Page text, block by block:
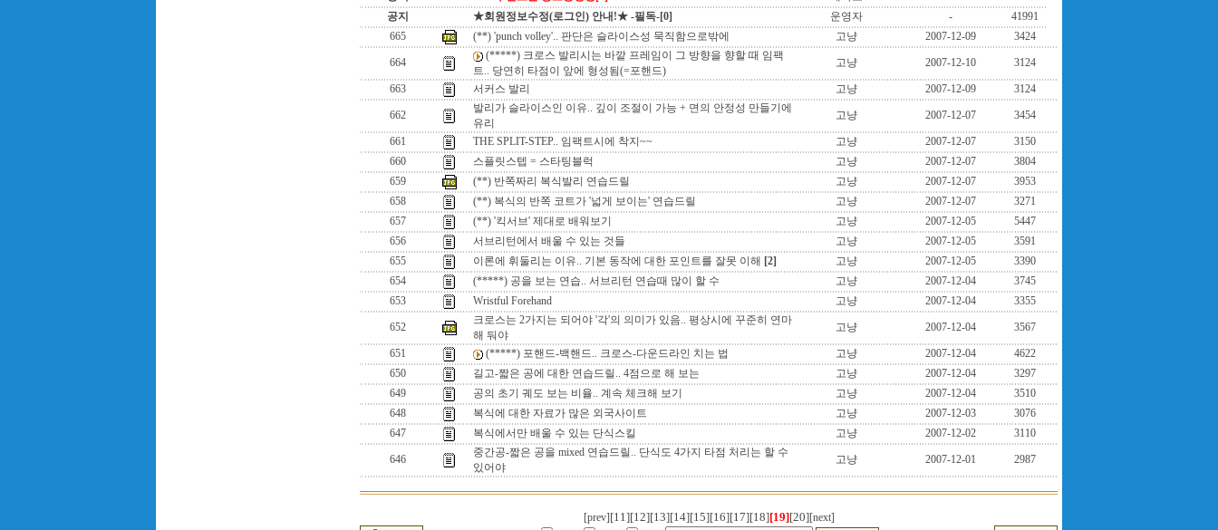
공지
★회원정보수정(로그인) 안내!★ -필독-[0] 운영자 -
41991
665
(**) 'punch volley'.. 판단은 슬라이스성 묵직함으로밖에 고냥 2007-12-09 3424
664
(*****) 크로스 발리시는 바깥 프레임이 그 방향을 향할 때 임팩
트.. 당연히 타점이 앞에 형성됨(=포핸드)
고냥 2007-12-10 3124
663 서커스 발리 고냥 2007-12-09 3124
662
발리가 슬라이스인 이유.. 깊이 조절이 가능 + 면의 안정성 만들기에
유리
고냥 2007-12-07 3454
661 THE SPLIT-STEP.. 임팩트시에 착지~~ 고냥 2007-12-07
3150
660
스플릿스텝 = 스타팅블럭 고냥 2007-12-07
3804
659
(**) 반쪽짜리 복식발리 연습드릴 고냥 2007-12-07
3953
658
(**) 복식의 반쪽 코트가 '넓게 보이는' 연습드릴 고냥 2007-12-07
3271
657
(**) '킥서브' 제대로 배워보기 고냥 2007-12-05
5447
656
서브리턴에서 배울 수 있는 것들 고냥 2007-12-05
3591
655
이론에 휘둘리는 이유.. 기본 동작에 대한 포인트를 잘못 이해 [2] 고냥 2007-12-05
3390
654
(*****) 공을 보는 연습.. 서브리턴 연습때 많이 할 수 고냥 2007-12-04
3745
653
Wristful Forehand 고냥 2007-12-04 3355
652
크로스는 2가지는 되어야 '각'의 의미가 있음.. 평상시에 꾸준히 연마
해 둬야
고냥 2007-12-04 3567
651 (*****) 포핸드-백핸드.. 크로스-다운드라인 치는 법 고냥 2007-12-04
4622
650
길고-짧은 공에 대한 연습드릴.. 4점으로 해 보는 고냥 2007-12-04
3297
649
공의 초기 궤도 보는 비율.. 계속 체크해 보기 고냥 2007-12-04
3510
648
복식에 대한 자료가 많은 외국사이트 고냥 2007-12-03
3076
647
복식에서만 배울 수 있는 단식스킬 고냥 2007-12-02 3110
646
중간공-짧은 공을 mixed 연습드릴.. 단식도 4가지 타점 처리는 할 수
있어야
고냥 2007-12-01 2987
[prev] [11][12][13][14][15][16][17][18][19][20][next]